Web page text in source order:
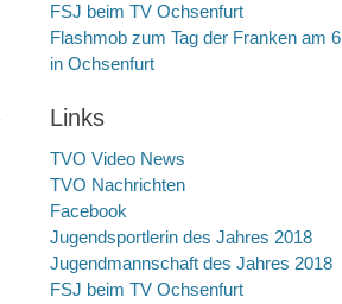
FSJ beim TV Ochsenfurt
Flashmob zum Tag der Franken am
in Ochsenfurt
Links
TVO Video News
TVO Nachrichten
Facebook
Jugendsportlerin des Jahres 2018
Jugendmannschaft des Jahres 2018
FSJ beim TV Ochsenfurt